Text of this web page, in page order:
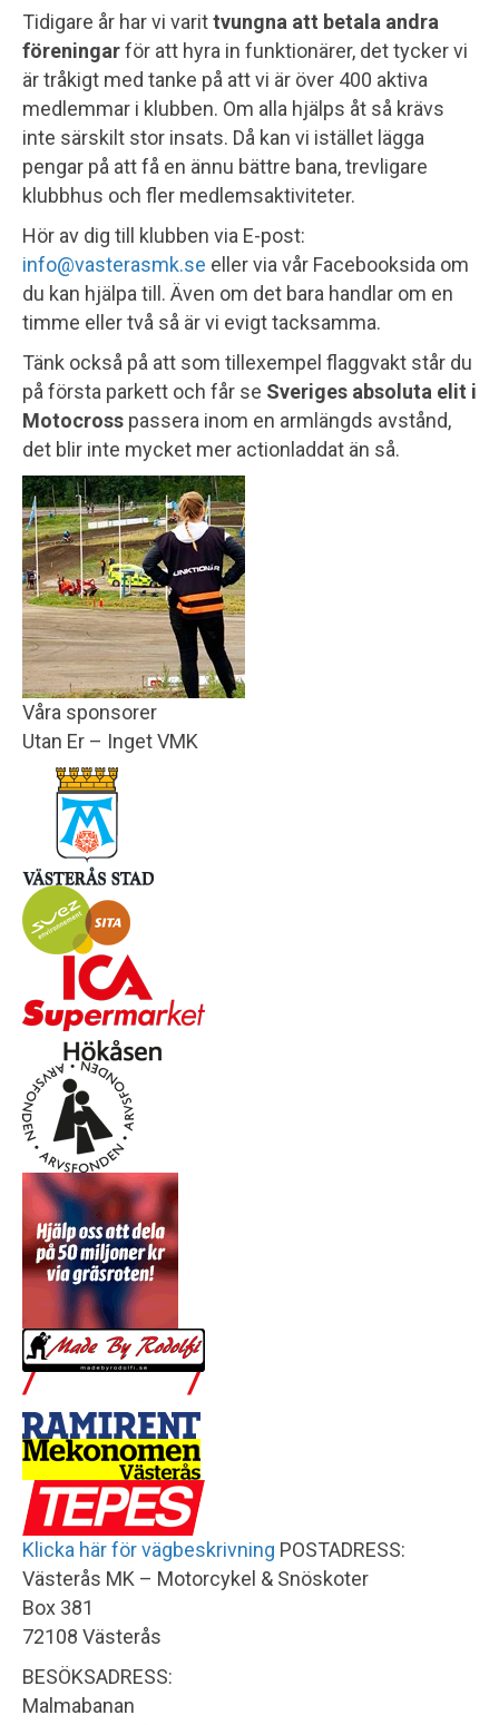
Tidigare år har vi varittvungna att betala andra
föreningarför att hyra in funktionärer, det tycker vi
är tråkigt med tanke på att vi är över 400 aktiva
medlemmar i klubben. Om alla hjälps åt så krävs
inte särskilt stor insats. Då kan vi istället lägga
pengar på att få en ännu bättre bana, trevligare
klubbhus och fler medlemsaktiviteter.
Hör av dig till klubben via E-post:
info@vasterasmk.se eller via vår Facebooksida om
du kan hjälpa till. Även om det bara handlar om en
timme eller två så är vi evigt tacksamma.
Tänk också på att som tillexempel flaggvakt står du
på första parkett och får se Sveriges absoluta elit i
Motocross passera inom en armlängds avstånd,
det blir inte mycket mer actionladdat än så.
Våra sponsorer
Utan Er – Inget VMK
Klicka här för vägbeskrivning POSTADRESS:
Västerås MK – Motorcykel & Snöskoter
Box 381
72108 Västerås
BESÖKSADRESS:
Malmabanan